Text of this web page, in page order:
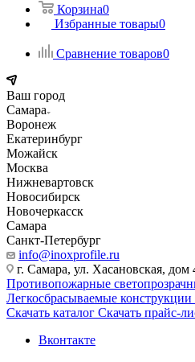
Корзина0
Избранные товары0
Сравнение товаров0
Ваш город
Самара
Воронеж
Екатеринбург
Можайск
Москва
Нижневартовск
Новосибирск
Новочеркасск
Самара
Санкт-Петербург
info@inoxprofile.ru
г. Самара, ул. Хасановская, дом
Противопожарные
Легкосбрасываемые конструкции
Скачать каталог Скачать прайс-
Вконтакте